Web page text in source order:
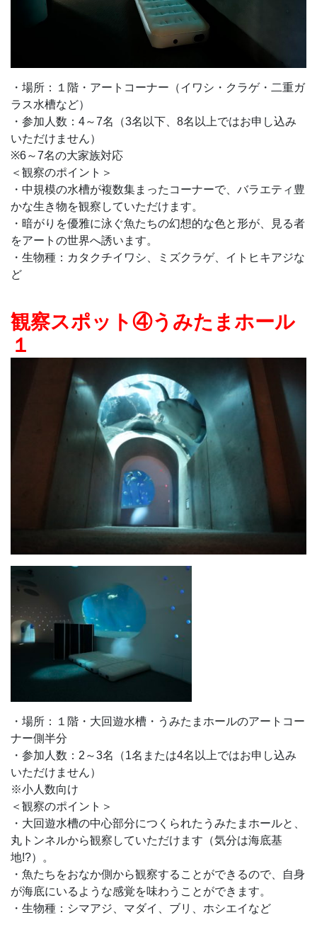
・場所：１階・アートコーナー（イワシ・クラゲ・二重ガ
ラス水槽など）
・参加人数：4～7名（3名以下、8名以上ではお申し込み
いただけません）
※6～7名の大家族対応
＜観察のポイント＞
・中規模の水槽が複数集まったコーナーで、バラエティ豊
かな生き物を観察していただけます。
・暗がりを優雅に泳ぐ魚たちの幻想的な色と形が、見る者
をアートの世界へ誘います。
・生物種：カタクチイワシ、ミズクラゲ、イトヒキアジな
ど
観察スポット④うみたまホール
１
・場所：１階・大回遊水槽・うみたまホールのアートコー
ナー側半分
・参加人数：2～3名（1名または4名以上ではお申し込み
いただけません）
※小人数向け
＜観察のポイント＞
・大回遊水槽の中心部分につくられたうみたまホールと、
丸トンネルから観察していただけます（気分は海底基
地!?）。
・魚たちをおなか側から観察することができるので、自身
が海底にいるような感覚を味わうことができます。
・生物種：シマアジ、マダイ、ブリ、ホシエイなど